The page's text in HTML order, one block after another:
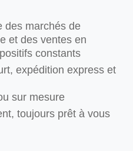
des marchés de
et des ventes en
constants
expédition express et
sur mesure
toujours prêt à vous